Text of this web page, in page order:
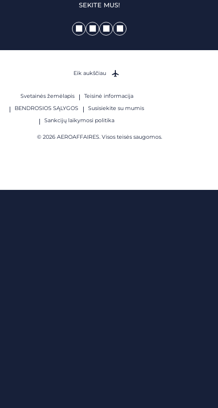
SEKITE MUS!
Svetainės žemėlapis
Teisinė informacija
BENDROSIOS SĄLYGOS
Susisiekite su mumis
Sankcijų laikymosi politika
© 2026 AEROAFFAIRES. Visos teisės saugomos.
Eik aukščiau